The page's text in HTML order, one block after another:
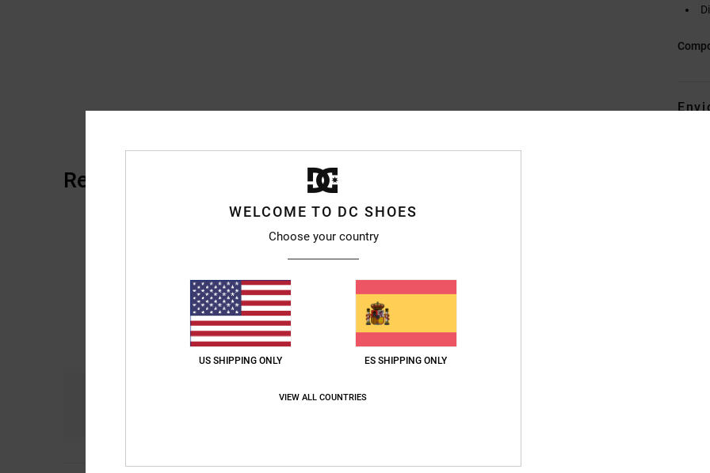
Reseñas de los clientes
WELCOME TO DC SHOES
Choose your country
US SHIPPING ONLY ES SHIPPING ONLY
VIEW ALL COUNTRIES